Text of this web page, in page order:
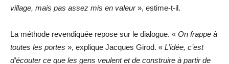
village, mais pas assez mis en valeur», estime-t-il.
La méthode revendiquée repose sur le dialogue. « On frappe à
toutes les portes », explique Jacques Girod. « L’idée, c’est
d’écouter ce que les gens veulent et de construire à partir de